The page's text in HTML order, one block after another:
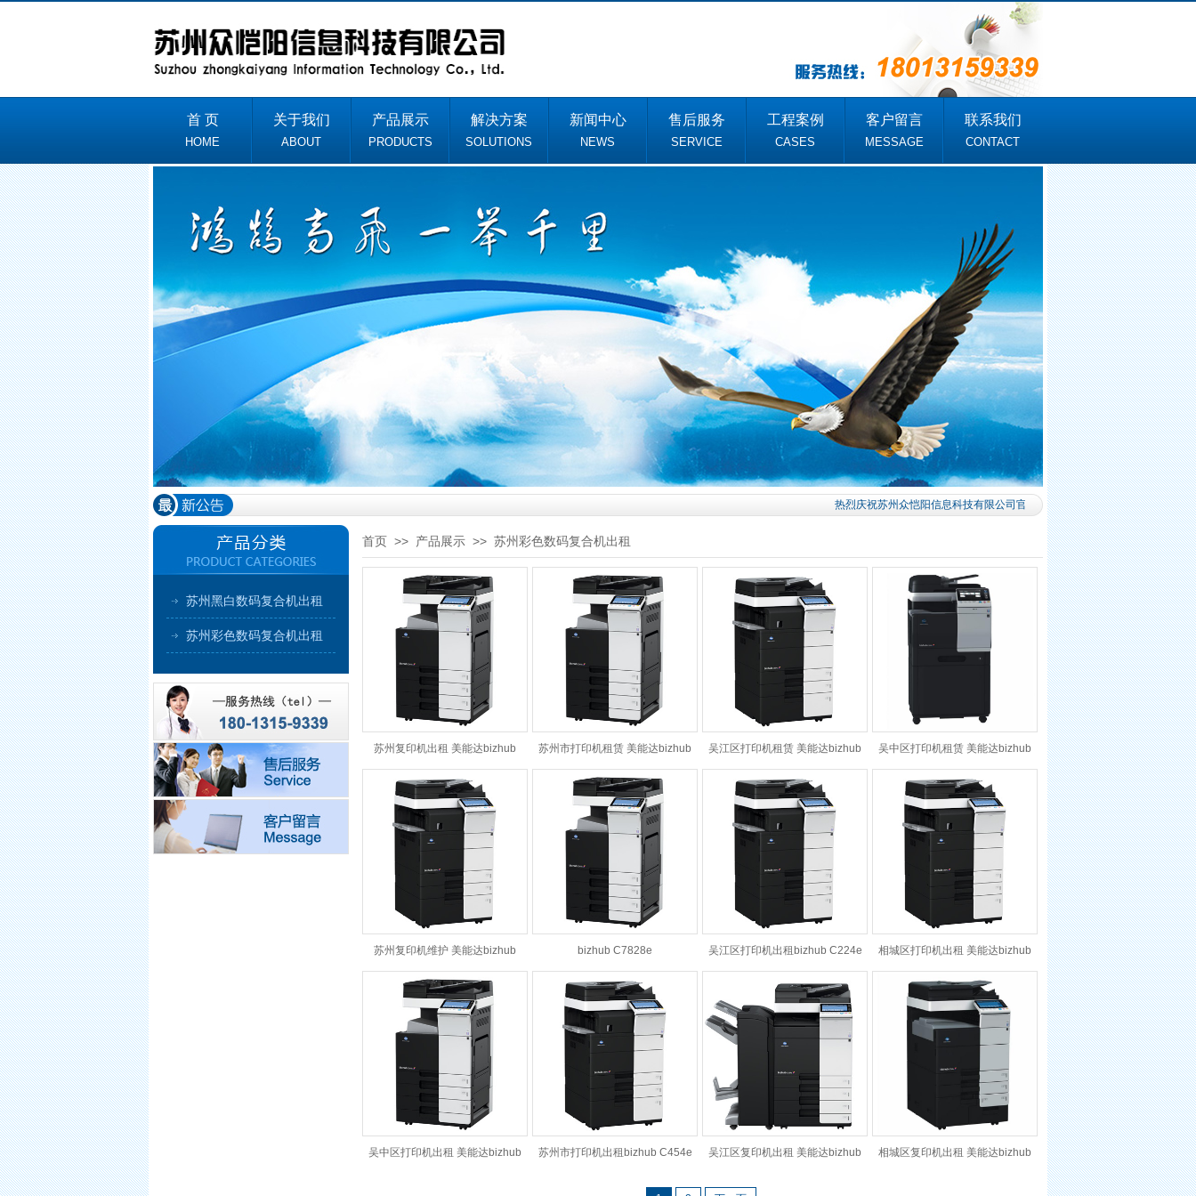
首 页
HOME
关于我们
ABOUT
产品展示
PRODUCTS
解决方案
SOLUTIONS
新闻中心
NEWS
售后服务
SERVICE
工程案例
CASES
客户留言
MESSAGE
联系我们
CONTACT
热烈庆祝苏州众恺阳信息科技有限公司官方网站正式上线啦！
苏州黑白数码复合机出租
苏州彩色数码复合机出租
首页 >> 产品展示 >> 苏州彩色数码复合机出租
苏州复印机出租 美能达bizhub
C7122
苏州市打印机租赁 美能达bizhub
C7128
吴江区打印机租赁 美能达bizhub
C221s
吴中区打印机租赁 美能达bizhub
C221
苏州复印机维护 美能达bizhub
C7822e
bizhub C7828e 吴江区打印机出租bizhub C224e 相城区打印机出租 美能达bizhub
C284e
吴中区打印机出租 美能达bizhub 苏州市打印机出租bizhub C454e 吴江区复印机出租 美能达bizhub 相城区复印机出租 美能达bizhub